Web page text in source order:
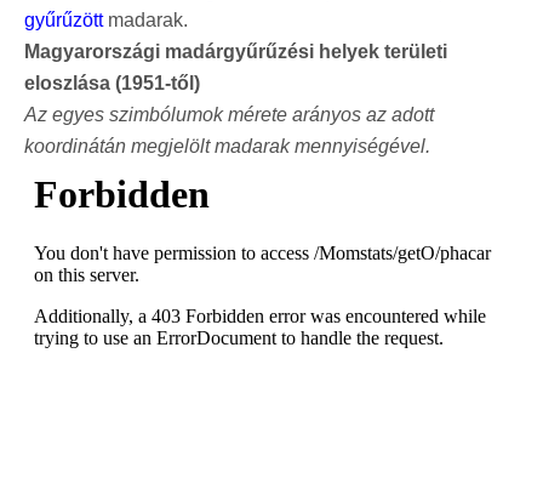
gyűrűzöttmadarak.
Magyarországi madárgyűrűzési helyek területi
eloszlása (1951-től)
Az egyes szimbólumok mérete arányos az adott
koordinátán megjelölt madarak mennyiségével.